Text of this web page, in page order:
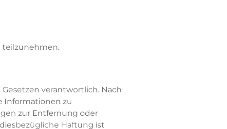
teilzunehmen.
verantwortlich. Nach
Informationen zu
zur Entfernung oder
Haftung ist